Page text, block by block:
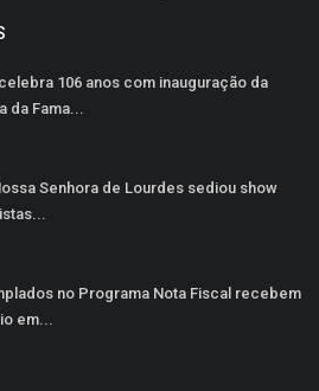
106 anos com inauguração da
da Fama...
Senhora de Lourdes sediou show
no Programa Nota Fiscal recebem
em...